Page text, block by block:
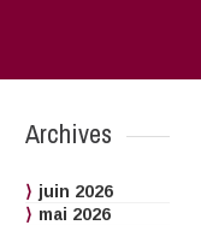
Archives
juin 2026
mai 2026